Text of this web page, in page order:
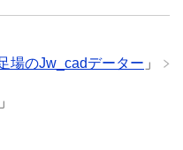
場のJw_cadデーター 」
」